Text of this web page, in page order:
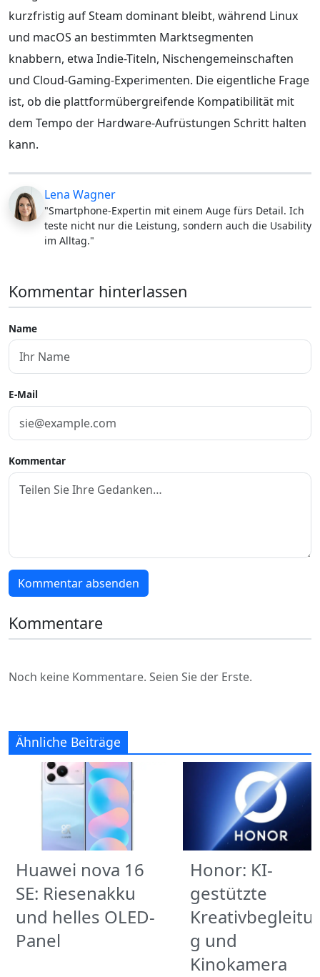
kurzfristig auf Steam dominant bleibt, während Linux
und macOS an bestimmten Marktsegmenten
knabbern, etwa Indie-Titeln, Nischengemeinschaften
und Cloud-Gaming-Experimenten. Die eigentliche Frage
ist, ob die plattformübergreifende Kompatibilität mit
dem Tempo der Hardware-Aufrüstungen Schritt halten
kann.
Lena Wagner
"Smartphone-Expertin mit einem Auge fürs Detail. Ich
teste nicht nur die Leistung, sondern auch die Usability
im Alltag."
Kommentar hinterlassen
Name
E-Mail
Kommentar
Kommentar absenden
Kommentare
Noch keine Kommentare. Seien Sie der Erste.
Ähnliche Beiträge
Huawei nova 16
SE: Riesenakku
und helles OLED-
Panel
Honor: KI-
gestützte
g und
Kinokamera